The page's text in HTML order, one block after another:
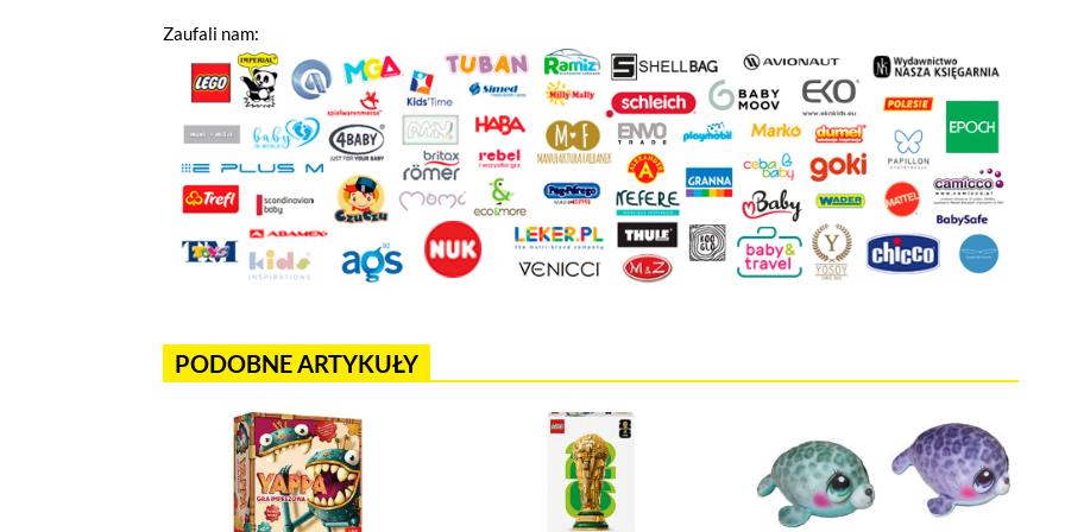
Zaufali nam:
PODOBNE ARTYKUŁY
Jeżeli tutaj zaglądasz, to znak, że cenisz swoją prywatność. Wychodząc naprzeciw Twoim
wdrożony mechanizm, który pozwala Ci kontrolować wykorzystywanie plików cookies oraz innych
Pliki cookies własne wykorzystywane są na tej stronie w celu zapewnienia prawidłowego działania
a pliki cookies podmiotów trzecich w celu korzystania z narzędzi zewnętrznych na zasadach
wpolityce prywatności .
Akceptuję wszystkie pliki cookies
Niezbędne pliki cookies
Te pliki cookies pozostają zawsze aktywne i nie masz możliwości wyboru w tym zakresie. Są to pliki cookies,
funkcjonują m.in. formularze na stronie oraz mechanizm logowania do konta użytkownika i utrzymywania